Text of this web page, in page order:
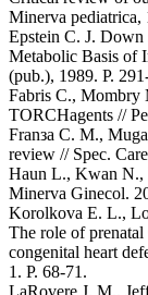
Minerva pediatrica,
Epstein C. J. Down
Metabolic Basis of
(pub.), 1989. P.
Fabris C., Mombrу
TORCHagents //
Franзa C. M.,
review // Spec.
Haun L., Kwan N.,
Minerva Ginecol.
Korolkova E. L.,
The role of
congenital heart
1. P. 68-71.
LaRovere J. M.,